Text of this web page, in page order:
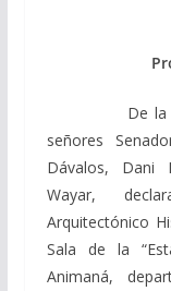
De la
señores
Dávalos, Dani
Wayar,
Arquitectónico
Sala de la
Animaná,